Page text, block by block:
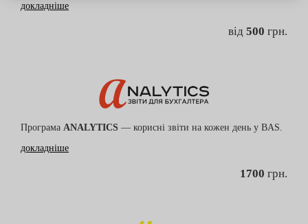
докладніше
від 500 грн.
Програма ANALYTICS — корисні звіти на кожен день у BAS.
докладніше
1700 грн.